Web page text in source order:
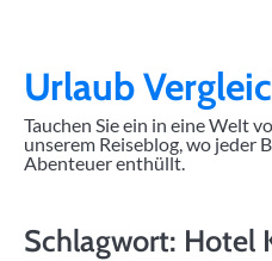
contentUrlaub
Tauchen Sie ein in eine Welt
unserem Reiseblog, wo jeder
Abenteuer enthüllt.
Schlagwort: Hotel